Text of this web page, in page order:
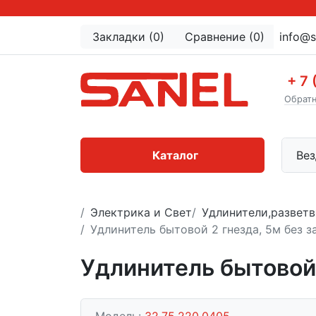
Закладки (0) Сравнение (0)
+ 7
Каталог
Электрика и Свет
Удлинитель бытовой 2 гнезда, 5м без
Удлинитель